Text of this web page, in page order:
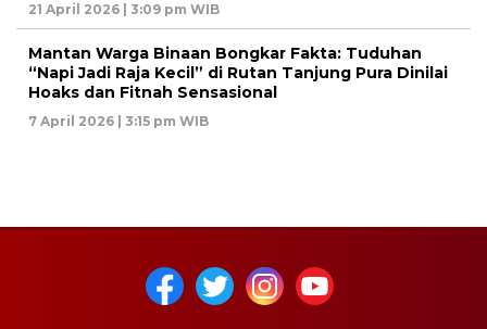
21 April 2026 | 3:09 pm WIB
Mantan Warga Binaan Bongkar Fakta: Tuduhan
“Napi Jadi Raja Kecil” di Rutan Tanjung Pura Dinilai
Hoaks dan Fitnah Sensasional
7 April 2026 | 3:15 pm WIB